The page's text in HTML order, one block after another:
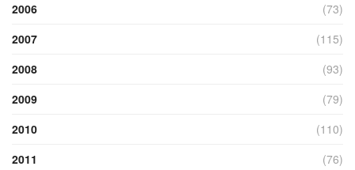
2006
(73)
2007
(115)
2008
(93)
2009
(79)
2010
(110)
2011
(76)